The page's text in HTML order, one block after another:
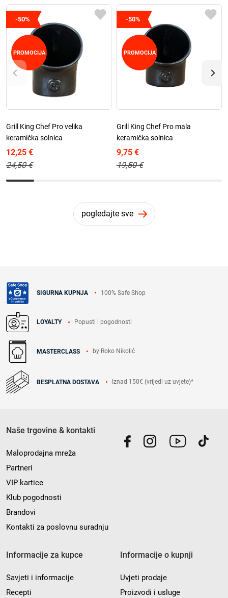
-50%
PROMOCIJA
Grill King Chef Pro velika
keramička solnica
12,25 €
24,50 €
-50%
PROMOCIJA
Grill King Chef Pro mala
keramička solnica
9,75 €
19,50 €
pogledajte sve
SIGURNA KUPNJA 100% Safe Shop
LOYALTY Popusti i pogodnosti
MASTERCLASS by Roko Nikolić
BESPLATNA DOSTAVA Iznad 150€ (vrijedi uz uvjete)*
Naše trgovine & kontakti
Maloprodajna mreža
Partneri
VIP kartice
Klub pogodnosti
Brandovi
Kontakti za poslovnu suradnju
Informacije za kupce
Savjeti i informacije
Recepti
Informacije o kupnji
Uvjeti prodaje
Proizvodi i usluge